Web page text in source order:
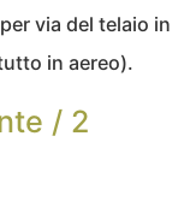
via del telaio in
in aereo).
/ 2